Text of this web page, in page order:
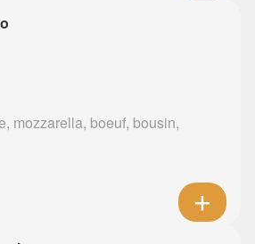
mozzarella, boeuf, bousin,